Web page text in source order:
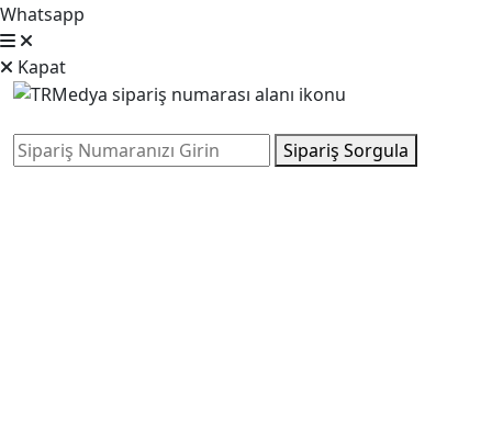
Whatsapp
Kapat
Sipariş Sorgula